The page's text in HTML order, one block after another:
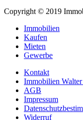
Copyright © 2019
Immobilien
Kaufen
Mieten
Gewerbe
Kontakt
Immobilien
AGB
Impressum
Widerruf